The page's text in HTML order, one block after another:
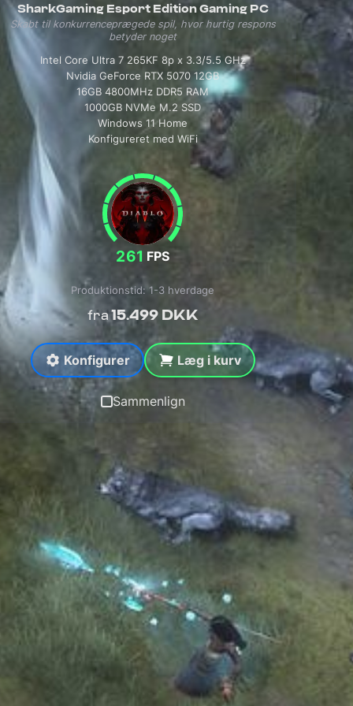
SharkGaming Esport Edition Gaming PC
Skabt til konkurrenceprægede spil, hvor hurtig respons
betyder noget
Intel Core Ultra 7 265KF 8p x 3.3/5.5 GHz
Nvidia GeForce RTX 5070 12GB
16GB 4800MHz DDR5 RAM
1000GB NVMe M.2 SSD
Windows 11 Home
Konfigureret med WiFi
261 FPS
fra15.499 DKK
Produktionstid: 1-3 hverdage
Konfigurer Læg i kurv
Sammenlign